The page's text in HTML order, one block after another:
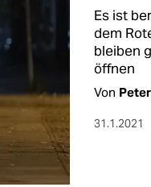
Es ist
dem
bleiben
öffnen
Von
31.1.2021